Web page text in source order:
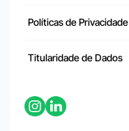
Políticas de Privacidade
Titularidade de Dados